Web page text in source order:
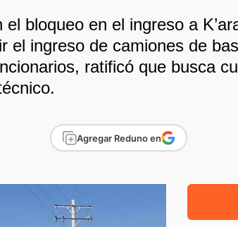
bloqueo en el ingreso a
el ingreso de camiones de
ratificó que busca
Agregar Reduno en